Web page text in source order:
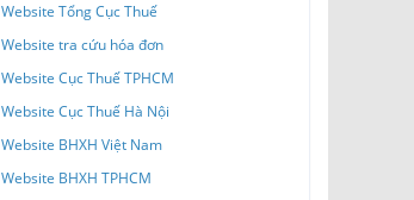
Website Tổng Cục Thuế
Website tra cứu hóa đơn
Website Cục Thuế TPHCM
Website Cục Thuế Hà Nội
Website BHXH Việt Nam
Website BHXH TPHCM